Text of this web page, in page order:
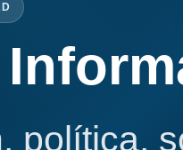
política,